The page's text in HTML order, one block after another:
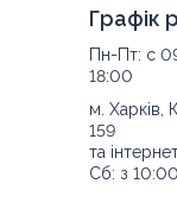
Графік
Пн-Пт: с
18:00
м. Харків,
159
та
Сб: з